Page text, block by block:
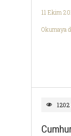
11 Ekim
Okumaya